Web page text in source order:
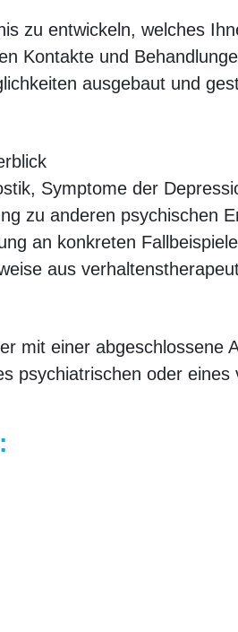
zu entwickeln, welches
Kontakte und
ausgebaut und
Symptome der
zu anderen psychischen
an konkreten
aus
mit einer abgeschlossene
psychiatrischen oder